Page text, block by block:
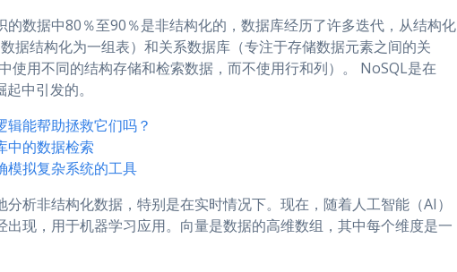
的数据中80％至90％是非结构化的，数据库经历了许多迭代，从结构化
据结构化为一组表）和关系数据库（专注于存储数据元素之间的关
使用不同的结构存储和检索数据，而不使用行和列）。 NoSQL是在
中引发的。
辑能帮助拯救它们吗？
中的数据检索
模拟复杂系统的工具
析非结构化数据，特别是在实时情况下。现在，随着人工智能（AI）
出现，用于机器学习应用。向量是数据的高维数组，其中每个维度是一